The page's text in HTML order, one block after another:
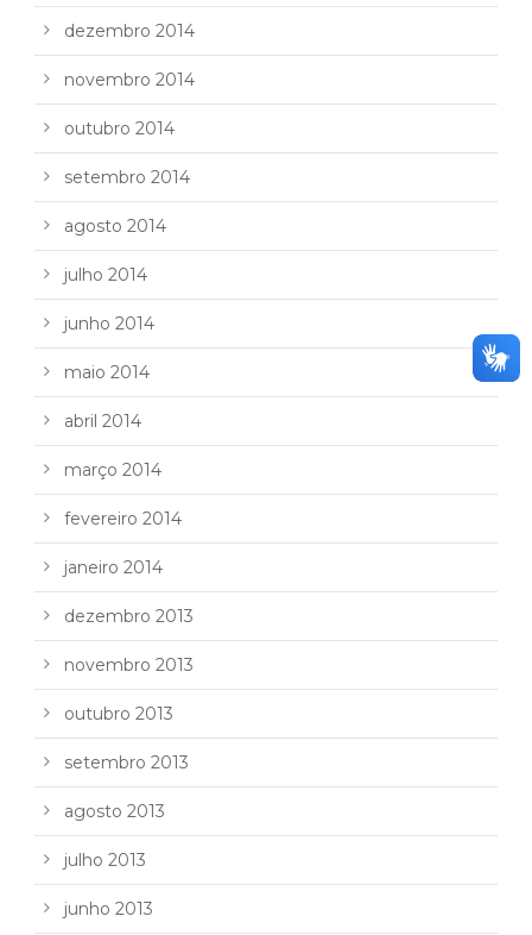
dezembro 2014
novembro 2014
outubro 2014
setembro 2014
agosto 2014
julho 2014
junho 2014
maio 2014
abril 2014
março 2014
fevereiro 2014
janeiro 2014
dezembro 2013
novembro 2013
outubro 2013
setembro 2013
agosto 2013
julho 2013
junho 2013